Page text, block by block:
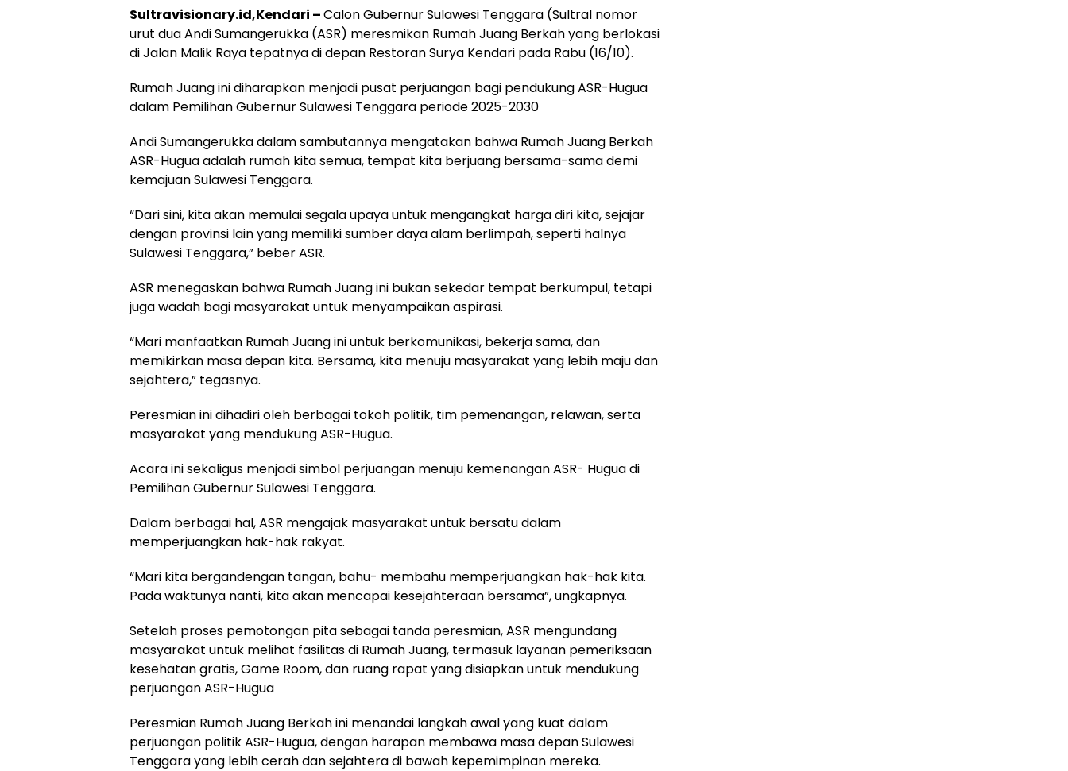
Sultravisionary.id,Kendari –Calon Gubernur Sulawesi Tenggara (Sultral nomor
urut dua Andi Sumangerukka (ASR) meresmikan Rumah Juang Berkah yang berlokasi
di Jalan Malik Raya tepatnya di depan Restoran Surya Kendari pada Rabu (16/10).
Rumah Juang ini diharapkan menjadi pusat perjuangan bagi pendukung ASR-Hugua
dalam Pemilihan Gubernur Sulawesi Tenggara periode 2025-2030
Andi Sumangerukka dalam sambutannya mengatakan bahwa Rumah Juang Berkah
ASR-Hugua adalah rumah kita semua, tempat kita berjuang bersama-sama demi
kemajuan Sulawesi Tenggara.
“Dari sini, kita akan memulai segala upaya untuk mengangkat harga diri kita, sejajar
dengan provinsi lain yang memiliki sumber daya alam berlimpah, seperti halnya
Sulawesi Tenggara,” beber ASR.
ASR menegaskan bahwa Rumah Juang ini bukan sekedar tempat berkumpul, tetapi
juga wadah bagi masyarakat untuk menyampaikan aspirasi.
“Mari manfaatkan Rumah Juang ini untuk berkomunikasi, bekerja sama, dan
memikirkan masa depan kita. Bersama, kita menuju masyarakat yang lebih maju dan
sejahtera,” tegasnya.
Peresmian ini dihadiri oleh berbagai tokoh politik, tim pemenangan, relawan, serta
masyarakat yang mendukung ASR-Hugua.
Acara ini sekaligus menjadi simbol perjuangan menuju kemenangan ASR- Hugua di
Pemilihan Gubernur Sulawesi Tenggara.
Dalam berbagai hal, ASR mengajak masyarakat untuk bersatu dalam
memperjuangkan hak-hak rakyat.
“Mari kita bergandengan tangan, bahu- membahu memperjuangkan hak-hak kita.
Pada waktunya nanti, kita akan mencapai kesejahteraan bersama”, ungkapnya.
Setelah proses pemotongan pita sebagai tanda peresmian, ASR mengundang
masyarakat untuk melihat fasilitas di Rumah Juang, termasuk layanan pemeriksaan
kesehatan gratis, Game Room, dan ruang rapat yang disiapkan untuk mendukung
perjuangan ASR-Hugua
Peresmian Rumah Juang Berkah ini menandai langkah awal yang kuat dalam
perjuangan politik ASR-Hugua, dengan harapan membawa masa depan Sulawesi
Tenggara yang lebih cerah dan sejahtera di bawah kepemimpinan mereka.